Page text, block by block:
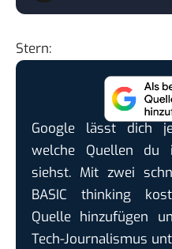
Stern:
Google lässt dich
welche Quellen du
siehst. Mit zwei
BASIC thinking
Quelle hinzufügen
Tech-Journalismus